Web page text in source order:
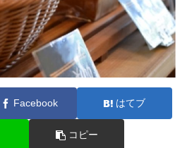
Facebook はてブ
コピー